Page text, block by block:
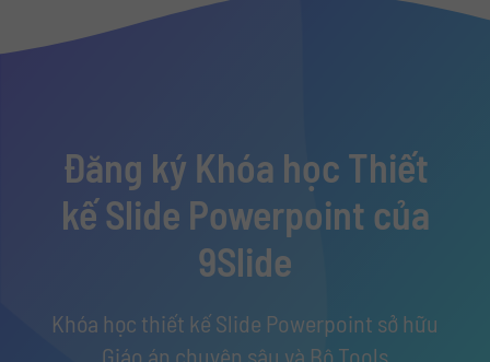
Đăng ký Khóa học Thiết
kế Slide Powerpoint của
9Slide
Khóa học thiết kế Slide Powerpoint sở hữu
Giáo án chuyên sâu và Bộ Tools